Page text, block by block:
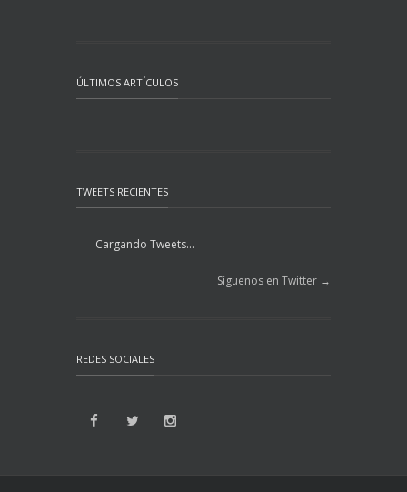
ÚLTIMOS ARTÍCULOS
TWEETS RECIENTES
Cargando Tweets...
Síguenos en Twitter →
REDES SOCIALES